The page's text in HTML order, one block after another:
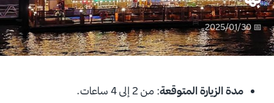
📅 2025/01/30
مدة الزيارة المتوقعة: من 2 إلى 4 ساعات.